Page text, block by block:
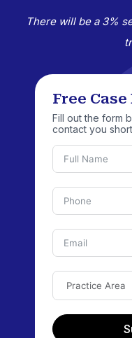
There will be a 3%
Free
Fill out the form
contact you